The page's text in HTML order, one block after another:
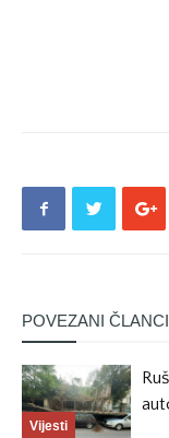
POVEZANI ČLANCI
Vijesti